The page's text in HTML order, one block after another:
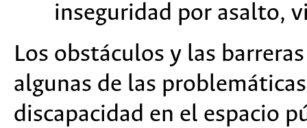
inseguridad por asalto,
Los obstáculos y las
algunas de las
discapacidad en el espacio